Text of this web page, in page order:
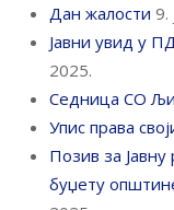
Дан жалости 9.
Јавни увид у
2025.
Седница СО
Упис права
Позив за
буџету